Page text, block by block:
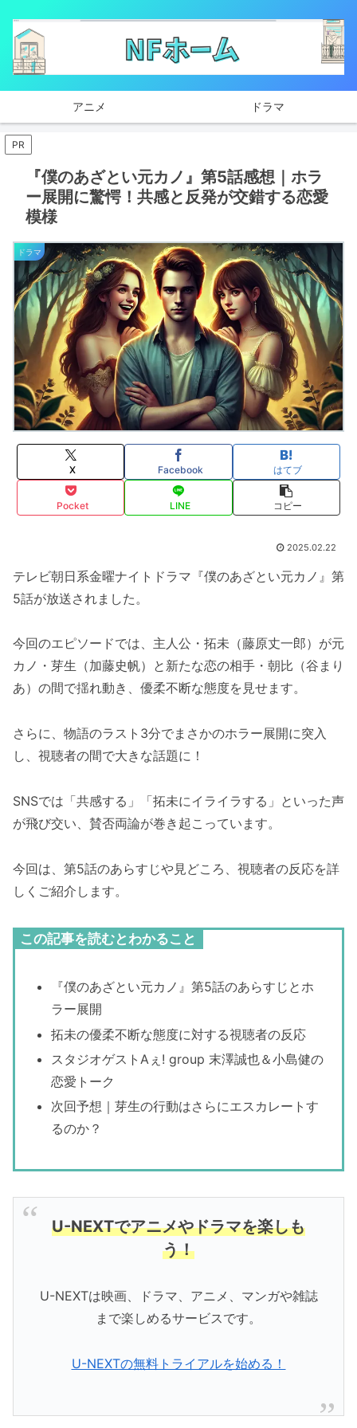
アニメ ドラマ
PR
『僕のあざとい元カノ』第5話感想｜ホラ
ー展開に驚愕！共感と反発が交錯する恋愛
模様
ドラマ
X Facebook はてブ
Pocket LINE コピー
2025.02.22
テレビ朝日系金曜ナイトドラマ『僕のあざとい元カノ』第
5話が放送されました。
今回のエピソードでは、主人公・拓未（藤原丈一郎）が元
カノ・芽生（加藤史帆）と新たな恋の相手・朝比（谷まり
あ）の間で揺れ動き、優柔不断な態度を見せます。
さらに、物語のラスト3分でまさかのホラー展開に突入
し、視聴者の間で大きな話題に！
SNSでは「共感する」「拓未にイライラする」といった声
が飛び交い、賛否両論が巻き起こっています。
今回は、第5話のあらすじや見どころ、視聴者の反応を詳
しくご紹介します。
この記事を読むとわかること
『僕のあざとい元カノ』第5話のあらすじとホ
ラー展開
拓未の優柔不断な態度に対する視聴者の反応
スタジオゲストAぇ! group 末澤誠也＆小島健の
恋愛トーク
次回予想｜芽生の行動はさらにエスカレートす
るのか？
U-NEXTでアニメやドラマを楽しも
う！
U-NEXTは映画、ドラマ、アニメ、マンガや雑誌
まで楽しめるサービスです。
U-NEXTの無料トライアルを始める！